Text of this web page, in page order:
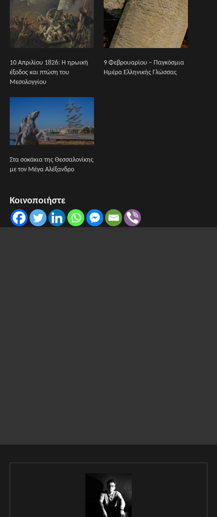
10 Απριλίου 1826: Η ηρωική
έξοδος και πτώση του
Μεσολογγίου
9 Φεβρουαρίου – Παγκόσμια
Ημέρα Ελληνικής Γλώσσας
Στα σοκάκια της Θεσσαλονίκης
με τον Μέγα Αλέξανδρο
Κοινοποιήστε